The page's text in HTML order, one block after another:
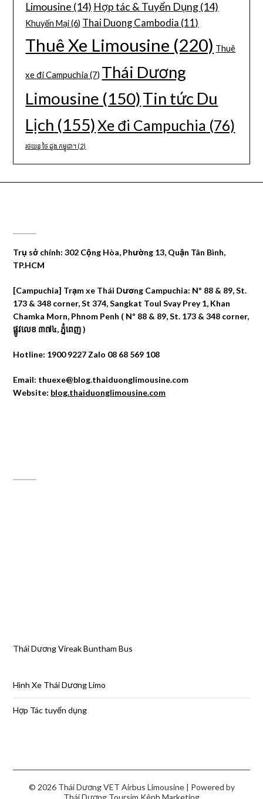
Limousine (14) Hợp tác & Tuyển Dụng(14)
Khuyến Mại(6) Thai Duong Cambodia (11)
Thuê Xe Limousine (220) Thuê
xe đi Campuchia(7) Thái Dương
Limousine (150)Tin tức Du
Lịch (155)Xe đi Campuchia (76)
រថយន្ត ថៃ ដួង កម្ពុជា។ (2)
Trụ sở chính: 302 Cộng Hòa, Phường 13, Quận Tân Bình,
TP.HCM
[Campuchia] Trạm xe Thái Dương Campuchia: Nº 88 & 89, St.
173 & 348 corner, St 374, Sangkat Toul Svay Prey 1, Khan
Chamka Morn, Phnom Penh ( Nº 88 & 89, St. 173 & 348 corner,
ផ្លូវលេខ ៣៧៤, ភ្នំពេញ )
Hotline: 1900 9227 Zalo 08 68 569 108
Email: thuexe@blog.thaiduonglimousine.com
Website: blog.thaiduonglimousine.com
Thái Dương Vireak Buntham Bus
Hình Xe Thái Dương Limo
Hợp Tác tuyển dụng
© 2026 Thái Dương VET Airbus Limousine
| Powered by